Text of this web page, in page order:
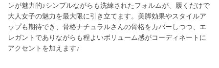
ンが魅力的♪シンプルながらも洗練されたフォルムが、履くだけで
大人女子の魅力を最大限に引き立てます。美脚効果やスタイルア
ップも期待でき、骨格ナチュラルさんの骨格をカバーしつつ、エ
レガントでありながらも程よいボリューム感がコーディネートに
アクセントを加えます♪